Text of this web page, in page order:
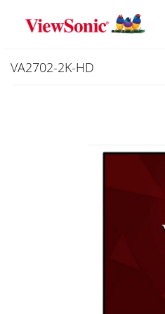
Skip to main content
VA2702-2K-HD